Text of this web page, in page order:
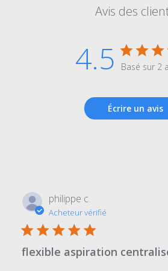
Avis des
4.5 Basé sur 2
Écrire un avis
philippe c.
Acheteur vérifié
flexible aspiration